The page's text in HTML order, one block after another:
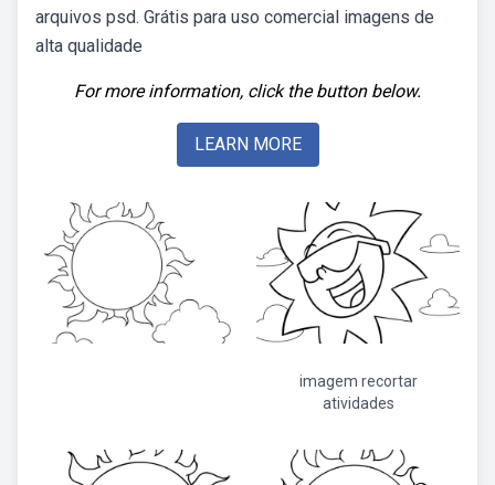
arquivos psd. Grátis para uso comercial imagens de
alta qualidade
For more information, click the button below.
LEARN MORE
imagem recortar
atividades